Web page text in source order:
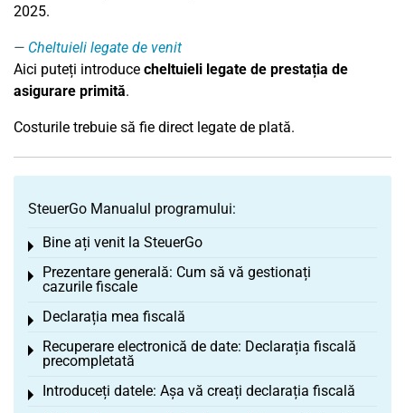
2025.
Cheltuieli legate de venit
Aici puteți introduce cheltuieli legate de prestația de
asigurare primită.
Costurile trebuie să fie direct legate de plată.
SteuerGo Manualul programului:
Bine ați venit la SteuerGo
Toggle menu
Prezentare generală: Cum să vă gestionați
cazurile fiscale
Toggle menu
Declarația mea fiscală
Toggle menu
Recuperare electronică de date: Declarația fiscală
precompletată
Toggle menu
Introduceți datele: Așa vă creați declarația fiscală
Toggle menu